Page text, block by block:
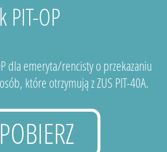
OP
dla emeryta/rencisty o przekazaniu
które otrzymują z ZUS PIT-40A.
POBIERZ